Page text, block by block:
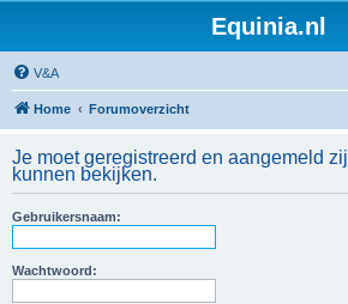
Equinia.nl
V&A
Home Forumoverzicht
Je moet geregistreerd en aangemeld
kunnen bekijken.
Gebruikersnaam:
Wachtwoord: